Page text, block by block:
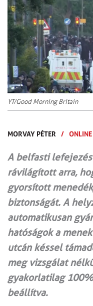
YT/Good Morning Britain
MORVAY PÉTER / ONLINE
A belfasti
rávilágított arra,
gyorsított
biztonságát. A
automatikusan
hatóságok a
utcán késsel
meg vizsgálat
gyakorlatilag
beállítva.